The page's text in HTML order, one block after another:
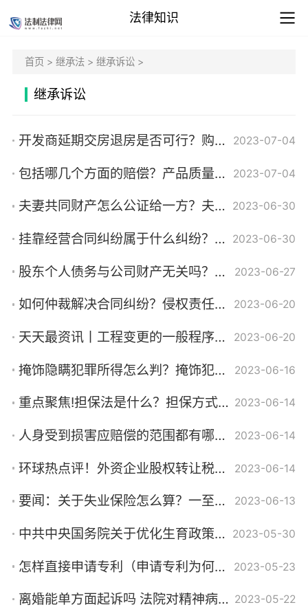
法律知识
首页> 继承法> 继承诉讼>
继承诉讼
开发商延期交房退房是否可行？购房人可以退房的情形有哪些？ 2023-07-04
包括哪几个方面的赔偿？产品质量问题赔偿标准是什么？_环球看点 2023-07-04
夫妻共同财产怎么公证给一方？夫妻共同财产的公证方式有哪些？ 2023-06-30
挂靠经营合同纠纷属于什么纠纷？挂靠经营合同违法吗？ 2023-06-30
股东个人债务与公司财产无关吗？公司就是法人吗？ 2023-06-27
如何仲裁解决合同纠纷？侵权责任能否进行仲裁？ 2023-06-20
天天最资讯丨工程变更的一般程序是什么？工程变更的6大原因分析 2023-06-20
掩饰隐瞒犯罪所得怎么判？掩饰犯罪所得三千块判多久？ 2023-06-16
重点聚焦!担保法是什么？担保方式有哪些？ 2023-06-14
人身受到损害应赔偿的范围都有哪些？财物受损的赔偿包括哪些内容？|世界观焦点 2023-06-14
环球热点评！外资企业股权转让税都有什么？注册外资公司的基本流程是什么？ 2023-06-14
要闻：关于失业保险怎么算？一至四级伤残的津贴标准是多少？ 2023-06-13
中共中央国务院关于优化生育政策促进人口长期均衡发展的决定第三条内容是什么？ 2023-05-30
怎样直接申请专利（申请专利为何要聘请代理人） 2023-05-23
离婚能单方面起诉吗 法院对精神病离婚会怎么判？ 2023-05-22